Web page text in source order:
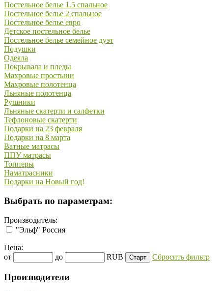
Постельное белье 1.5 спальное
Постельное белье 2 спальное
Постельное белье евро
Детское постельное белье
Постельное белье семейное дуэт
Подушки
Одеяла
Покрывала и пледы
Махровые простыни
Махровые полотенца
Льняные полотенца
Рушники
Льняные скатерти и салфетки
Тефлоновые скатерти
Подарки на 23 февраля
Подарки на 8 марта
Ватные матрасы
ППУ матрасы
Топперы
Наматрасники
Подарки на Новый год!
Выбрать по параметрам:
Производитель:
"Эльф" Россия
Цена:
от
до RUB Сбросить фильтр
Производители